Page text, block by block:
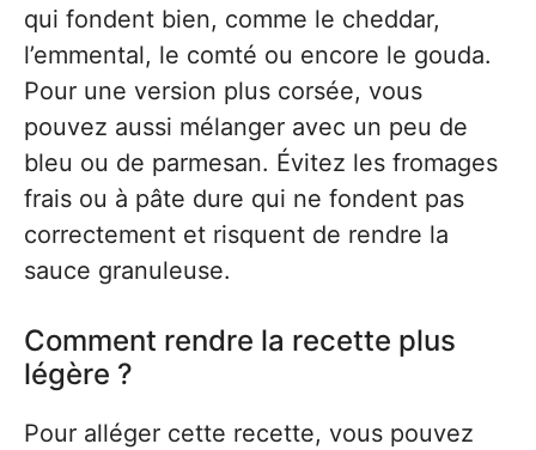
qui fondent bien, comme le cheddar,
l’emmental, le comté ou encore le gouda.
Pour une version plus corsée, vous
pouvez aussi mélanger avec un peu de
bleu ou de parmesan. Évitez les fromages
frais ou à pâte dure qui ne fondent pas
correctement et risquent de rendre la
sauce granuleuse.
Comment rendre la recette plus
légère ?
Pour alléger cette recette, vous pouvez